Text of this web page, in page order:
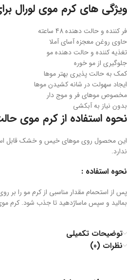
ویژگی های کرم موی لورال
فر کننده و حالت دهنده 48 ساعته
حاوی روغن معجزه آسای آملا
تغذیه کننده و حالت دهنده مو
جلوگیری از مو خوره
کمک به حالت پذیری بهتر موها
ایجاد سهولت در شانه کشیدن موها
مخصوص موهای فر و موج دار
بدون نیاز به آبکشی
نحوه استفاده از کرم موی
این محصول روی موهای خیس و خشک قابل
ندارد.
نحوه استفاده :
پس از استحمام مقدار مناسبی از کرم مو را بر
بمالید و سپس ماساژدهید تا جذب شود. کرم
توضیحات تکمیلی
نظرات (0)